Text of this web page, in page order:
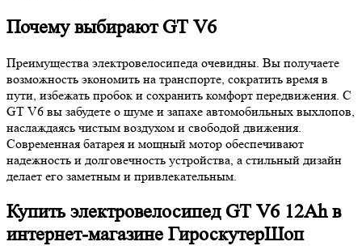
Почему выбирают GT V6
Преимущества электровелосипеда очевидны. Вы получаете
возможность экономить на транспорте, сократить время в
пути, избежать пробок и сохранить комфорт передвижения. С
GT V6 вы забудете о шуме и запахе автомобильных выхлопов,
наслаждаясь чистым воздухом и свободой движения.
Современная батарея и мощный мотор обеспечивают
надежность и долговечность устройства, а стильный дизайн
делает его заметным и привлекательным.
Купить электровелосипед GT V6 12Ah в
интернет-магазине ГироскутерШоп